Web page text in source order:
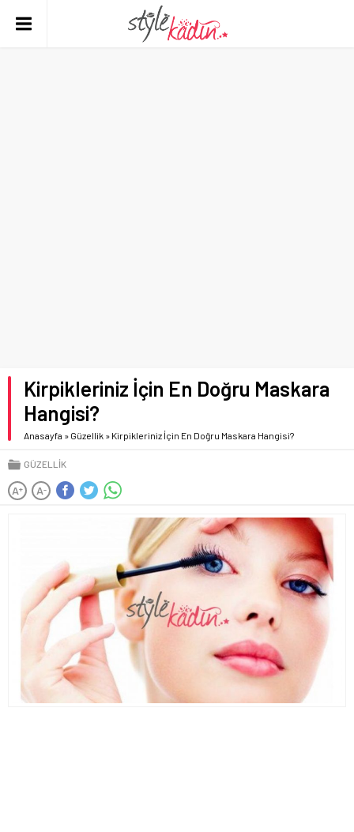
Kirpikleriniz İçin En Doğru Maskara
Hangisi?
Anasayfa » Güzellik » Kirpikleriniz İçin En Doğru Maskara Hangisi?
GÜZELLIK
A+ A-